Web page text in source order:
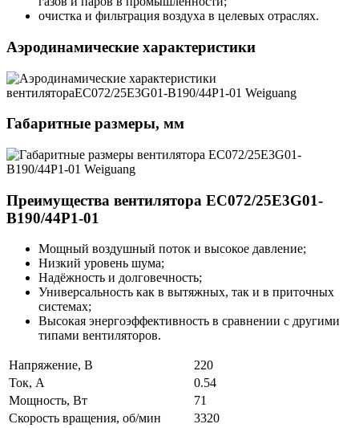
очистка и фильтрация воздуха в целевых отраслях.
Аэродинамические характеристики
Габаритные размеры, мм
Преимущества вентилятора EC072/25E3G01-
B190/44P1-01
Мощный воздушный поток и высокое давление;
Низкий уровень шума;
Надёжность и долговечность;
Универсальность как в вытяжных, так и в приточных
системах;
Высокая энергоэффективность в сравнении с другими
типами вентиляторов.
Напряжение, В
220
Ток, А
0.54
Мощность, Вт
71
Скорость вращения, об/мин
3320